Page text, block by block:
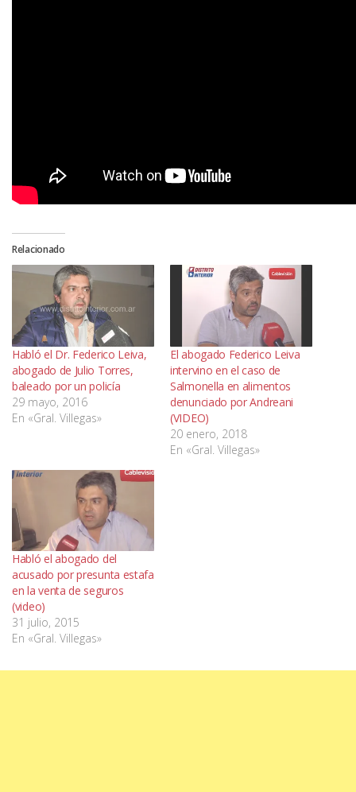
Relacionado
Habló el Dr. Federico Leiva,
abogado de Julio Torres,
baleado por un policía
29 mayo, 2016
En «Gral. Villegas»
El abogado Federico Leiva
intervino en el caso de
Salmonella en alimentos
denunciado por Andreani
(VIDEO)
20 enero, 2018
En «Gral. Villegas»
Habló el abogado del
acusado por presunta estafa
en la venta de seguros
(video)
31 julio, 2015
En «Gral. Villegas»